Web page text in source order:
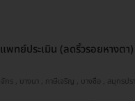
ทย์ประเมิน (ลดริ้วรอยหางตา)